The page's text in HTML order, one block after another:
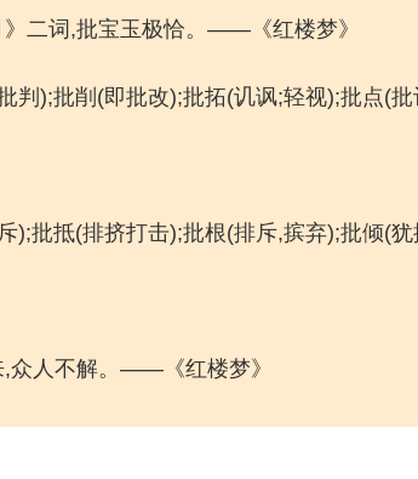
》二词,批宝玉极恰。——《红楼梦》
判);批削(即批改);批拓(讥讽;轻视);批点(
);批抵(排挤打击);批根(排斥,摈弃);批倾(
,众人不解。——《红楼梦》